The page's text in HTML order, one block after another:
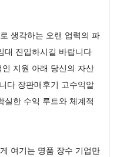
생각하는 오랜 업력의 파
대 진입하시길 바랍니다
지원 아래 당신의 자산
다 장판매후기 고수익알
실한 수익 루트와 체계적
여기는 명품 장수 기업만